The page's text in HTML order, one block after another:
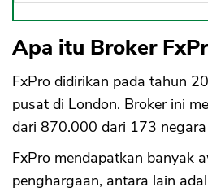
Apa itu Broker
FxPro didirikan pada tahun
pusat di London. Broker ini
dari 870.000 dari 173 negara
FxPro mendapatkan banyak
penghargaan, antara lain